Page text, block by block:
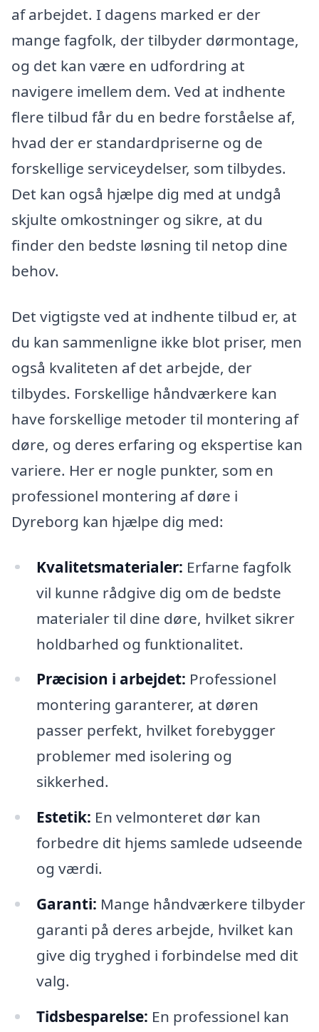
af arbejdet. I dagens marked er der
mange fagfolk, der tilbyder dørmontage,
og det kan være en udfordring at
navigere imellem dem. Ved at indhente
flere tilbud får du en bedre forståelse af,
hvad der er standardpriserne og de
forskellige serviceydelser, som tilbydes.
Det kan også hjælpe dig med at undgå
skjulte omkostninger og sikre, at du
finder den bedste løsning til netop dine
behov.
Det vigtigste ved at indhente tilbud er, at
du kan sammenligne ikke blot priser, men
også kvaliteten af det arbejde, der
tilbydes. Forskellige håndværkere kan
have forskellige metoder til montering af
døre, og deres erfaring og ekspertise kan
variere. Her er nogle punkter, som en
professionel montering af døre i
Dyreborg kan hjælpe dig med:
Kvalitetsmaterialer: Erfarne fagfolk
vil kunne rådgive dig om de bedste
materialer til dine døre, hvilket sikrer
holdbarhed og funktionalitet.
Præcision i arbejdet: Professionel
montering garanterer, at døren
passer perfekt, hvilket forebygger
problemer med isolering og
sikkerhed.
Estetik: En velmonteret dør kan
forbedre dit hjems samlede udseende
og værdi.
Garanti: Mange håndværkere tilbyder
garanti på deres arbejde, hvilket kan
give dig tryghed i forbindelse med dit
valg.
Tidsbesparelse: En professionel kan